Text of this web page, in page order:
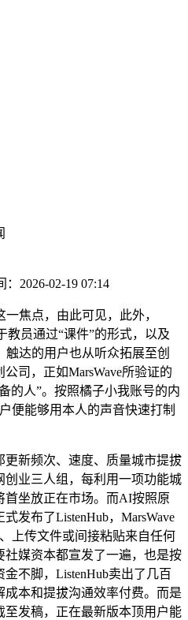
：2026-02-19 07:14
焦点，由此可见，此外，
教员通过“课件”的形式，以及
达的用户也从听众拓展至创
司，正如MarsWave所验证的
的人”。按照橘子小我账号的内
便能够用本人的声音快速打制
新频次、速度、质量城市提拔
业三人组，每利用一项功能城
坐放正在市场。而AI按照原
发布了ListenHub，MarsWave
上传文件或间接粘贴来自任何
媒资本都宣发了一遍，也是按
不脚，ListenHub卖出了几百
本和提拔沟通效率付费。而是
发稿，正在最新版本顶用户能